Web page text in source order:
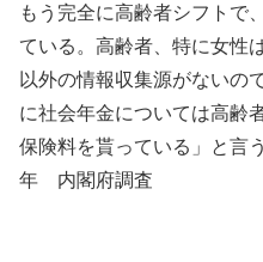
もう完全に高齢者シフトで
ている。高齢者、特に女性
以外の情報収集源がないの
に社会年金については高齢
保険料を貰っている」と言
年 内閣府調査